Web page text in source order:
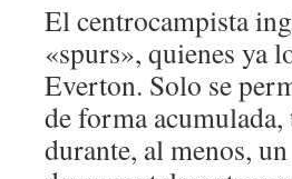
El centrocampista
«spurs», quienes ya
Everton. Solo se
de forma
durante, al menos,